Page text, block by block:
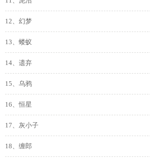
12、幻梦
13、蝼蚁
14、遗弃
15、乌鸦
16、恒星
17、灰小子
18、缠郎